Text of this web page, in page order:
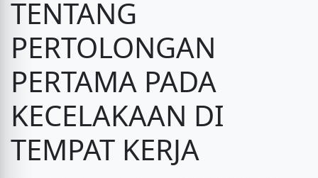
TENTANG
PERTOLONGAN
PERTAMA PADA
KECELAKAAN DI
TEMPAT KERJA